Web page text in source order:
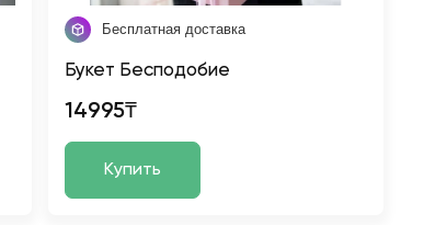
Бесплатная доставка
Букет Бесподобие
14995₸
Купить